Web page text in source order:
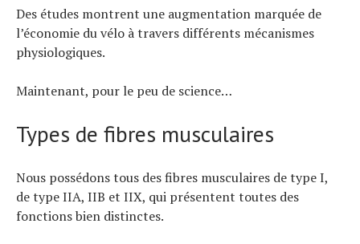
Des études montrent une augmentation marquée de
l’économie du vélo à travers différents mécanismes
physiologiques.
Maintenant, pour le peu de science…
Types de fibres musculaires
Nous possédons tous des fibres musculaires de type I,
de type IIA, IIB et IIX, qui présentent toutes des
fonctions bien distinctes.